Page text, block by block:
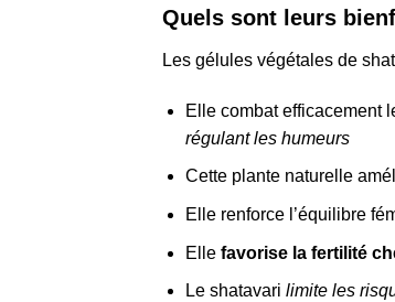
Quels sont leurs
Les gélules végétales de
Elle combat efficacement
régulant les humeurs
Cette plante naturelle
Elle renforce l’équilibre
Elle favorise la fertilité
Le shatavari limite les